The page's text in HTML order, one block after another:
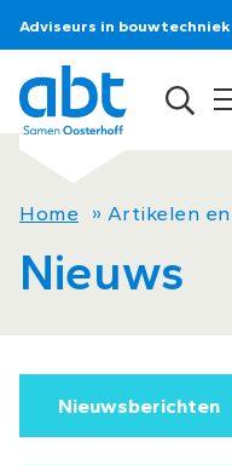
Adviseurs in bouwtechniek
Home » Artikelen
Nieuws
Nieuwsberichten